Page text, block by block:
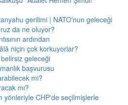
gerilimi | NATO'nun geleceği
da ne oluyor?
ardından
niçin çok korkuyorlar?
geleceği
başvurusu
mi?
mı?
yönleriyle CHP'de seçilmişlerle